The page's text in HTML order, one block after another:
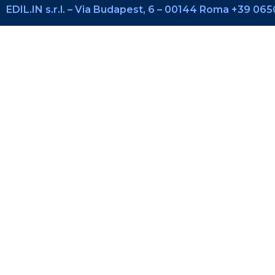
EDIL.IN s.r.l. – Via Budapest, 6 – 00144 Roma +39